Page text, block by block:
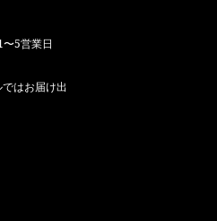
5営業日
はお届け出